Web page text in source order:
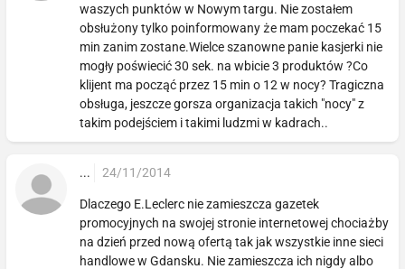
waszych punktów w Nowym targu. Nie zostałem
obsłużony tylko poinformowany że mam poczekać 15
min zanim zostane.Wielce szanowne panie kasjerki nie
mogły poświecić 30 sek. na wbicie 3 produktów ?Co
klijent ma począć przez 15 min o 12 w nocy? Tragiczna
obsługa, jeszcze gorsza organizacja takich "nocy" z
takim podejściem i takimi ludzmi w kadrach..
... 24/11/2014
Dlaczego E.Leclerc nie zamieszcza gazetek
promocyjnych na swojej stronie internetowej chociażby
na dzień przed nową ofertą tak jak wszystkie inne sieci
handlowe w Gdansku. Nie zamieszcza ich nigdy albo